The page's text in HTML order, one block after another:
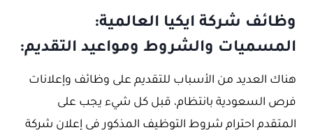
وظائف شركة ايكيا العالمية:
المسميات والشروط ومواعيد التقديم:
هناك العديد من الأسباب للتقديم على وظائف وإعلانات
فرص السعودية بانتظام، قبل كل شيء يجب على
المتقدم احترام شروط التوظيف المذكور في إعلان شركة